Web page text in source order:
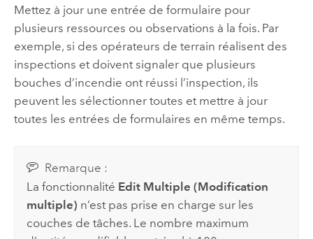
Mettez à jour une entrée de formulaire pour
plusieurs ressources ou observations à la fois. Par
exemple, si des opérateurs de terrain réalisent des
inspections et doivent signaler que plusieurs
bouches d’incendie ont réussi l’inspection, ils
peuvent les sélectionner toutes et mettre à jour
toutes les entrées de formulaires en même temps.
Remarque :
La fonctionnalité Edit Multiple (Modification
multiple) n’est pas prise en charge sur les
couches de tâches. Le nombre maximum